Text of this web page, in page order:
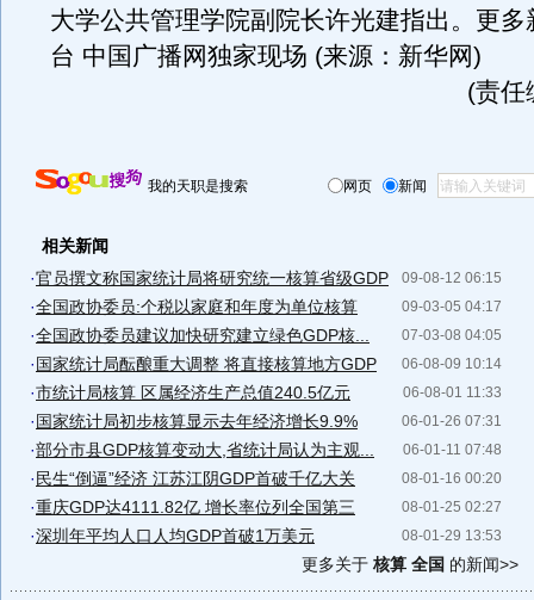
大学公共管理学院副院长许光建指出。更多
台 中国广播网独家现场 (来源：新华网)
(责任
我的天职是搜索 网页 新闻
相关新闻
09-08-12 06:15
·官员撰文称国家统计局将研究统一核算省级GDP
09-03-05 04:17
·全国政协委员:个税以家庭和年度为单位核算
07-03-08 04:05
·全国政协委员建议加快研究建立绿色GDP核...
06-08-09 10:14
· 国家统计局酝酿重大调整 将直接核算地方GDP
06-08-01 11:33
·市统计局核算 区属经济生产总值240.5亿元
06-01-26 07:31
· 国家统计局初步核算显示去年经济增长9.9%
06-01-11 07:48
·部分市县GDP核算变动大,省统计局认为主观...
08-01-16 00:20
· 民生“倒逼”经济 江苏江阴GDP首破千亿大关
08-01-25 02:27
·重庆GDP达4111.82亿 增长率位列全国第三
08-01-29 13:53
·深圳年平均人口人均GDP首破1万美元
更多关于 核算 全国 的新闻>>